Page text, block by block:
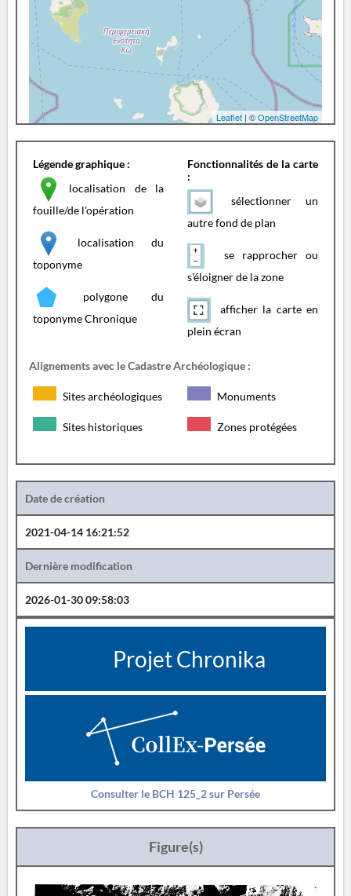
Leaflet | ©OpenStreetMap
Légende graphique :
localisation de la
fouille/de l'opération
localisation du
toponyme
polygone du
toponyme Chronique
Fonctionnalités de la carte
:
sélectionner un
autre fond de plan
se rapprocher ou
s'éloigner de la zone
afficher la carte en
plein écran
Alignements avec le Cadastre Archéologique :
Sites archéologiques Monuments
Sites historiques Zones protégées
Date de création
2021-04-14 16:21:52
Dernière modification
2026-01-30 09:58:03
Projet Chronika
Consulter le BCH 125_2 sur Persée
Figure(s)